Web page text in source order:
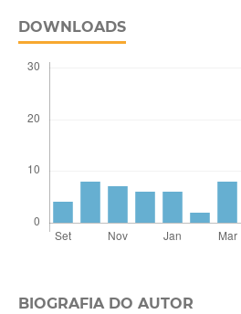
DOWNLOADS
BIOGRAFIA DO AUTOR